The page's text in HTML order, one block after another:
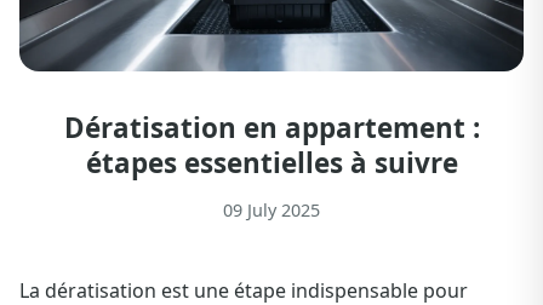
Dératisation en appartement :
étapes essentielles à suivre
09 July 2025
La dératisation est une étape indispensable pour